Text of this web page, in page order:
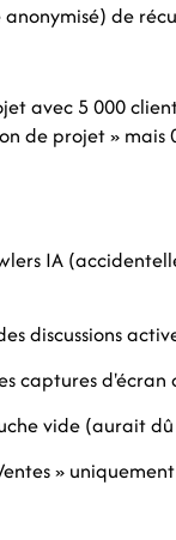
de
avec 5 000
de projet » mais
IA
discussions
captures d'écran
vide (aurait
»